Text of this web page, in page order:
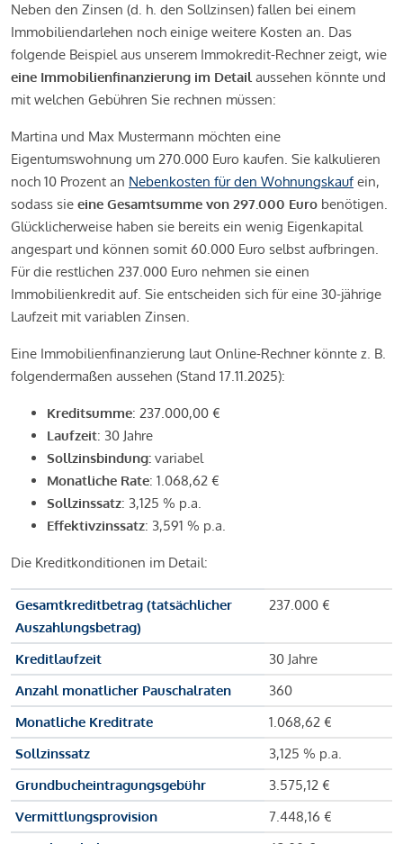
Neben den Zinsen (d. h. den Sollzinsen) fallen bei einem
Immobiliendarlehen noch einige weitere Kosten an. Das
folgende Beispiel aus unserem Immokredit-Rechner zeigt, wie
eine Immobilienfinanzierung im Detail aussehen könnte und
mit welchen Gebühren Sie rechnen müssen:
Martina und Max Mustermann möchten eine
Eigentumswohnung um 270.000 Euro kaufen. Sie kalkulieren
noch 10 Prozent an Nebenkosten für den Wohnungskaufein,
sodass sie eine Gesamtsumme von 297.000 Euro benötigen.
Glücklicherweise haben sie bereits ein wenig Eigenkapital
angespart und können somit 60.000 Euro selbst aufbringen.
Für die restlichen 237.000 Euro nehmen sie einen
Immobilienkredit auf. Sie entscheiden sich für eine 30-jährige
Laufzeit mit variablen Zinsen.
Eine Immobilienfinanzierung laut Online-Rechner könnte z. B.
folgendermaßen aussehen (Stand 17.11.2025):
Kreditsumme: 237.000,00 €
Laufzeit: 30 Jahre
Sollzinsbindung: variabel
Monatliche Rate: 1.068,62 €
Sollzinssatz: 3,125 % p.a.
Effektivzinssatz: 3,591 % p.a.
Die Kreditkonditionen im Detail:
Gesamtkreditbetrag (tatsächlicher
Auszahlungsbetrag)
237.000 €
Kreditlaufzeit
30 Jahre
Anzahl monatlicher Pauschalraten
360
Monatliche Kreditrate
1.068,62 €
Sollzinssatz
3,125 % p.a.
Grundbucheintragungsgebühr
3.575,12 €
Vermittlungsprovision
7.448,16 €